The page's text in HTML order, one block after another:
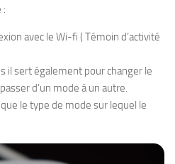
:
avec le Wi-fi ( Témoin d’activité
il sert également pour changer le
d’un mode à un autre.
le type de mode sur lequel le